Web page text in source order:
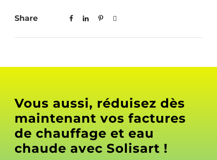
Share
Vous aussi, réduisez dès
maintenant vos factures
de chauffage et eau
chaude avec Solisart !